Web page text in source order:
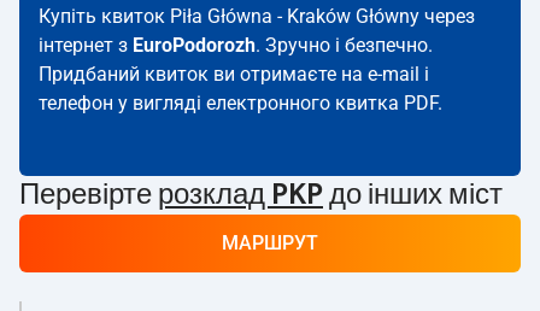
Купіть квиток Piła Główna - Kraków Główny через
інтернет з EuroPodorozh. Зручно і безпечно.
Придбаний квиток ви отримаєте на e-mail і
телефон у вигляді електронного квитка PDF.
Перевірте розклад PKP до інших міст
МАРШРУТ